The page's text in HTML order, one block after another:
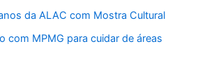
da ALAC com Mostra Cultural
com MPMG para cuidar de áreas